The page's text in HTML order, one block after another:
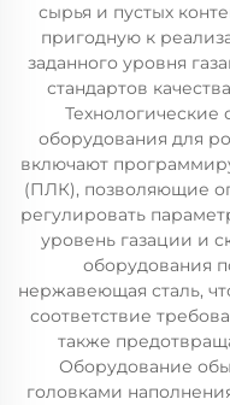
сырья и пустых
пригодную к
заданного уровня
стандартов
Технологические
оборудования для
включают
(ПЛК), позволяющие
регулировать
уровень газации и
оборудования
нержавеющая сталь,
соответствие
также
Оборудование
головками